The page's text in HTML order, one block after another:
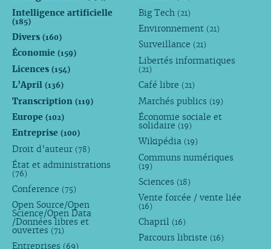
Intelligence artificielle
(185)
Divers (160)
Économie (159)
Licences (154)
L’April (136)
Transcription (119)
Europe (102)
Entreprise (100)
Droit d’auteur (78)
État et administrations
(76)
Conference (75)
Open Source/Open
Science/Open Data
/Données libres et
ouvertes (71)
Entreprises (69)
Big Tech (21)
Environnement (21)
Surveillance (21)
Libertés informatiques
(21)
Café libre (21)
Marchés publics (19)
Économie sociale et
solidaire (19)
Wikipédia (19)
Communs numériques
(19)
Sciences (18)
Vente forcée / vente liée
(16)
Chapril (16)
Parcours libriste (16)